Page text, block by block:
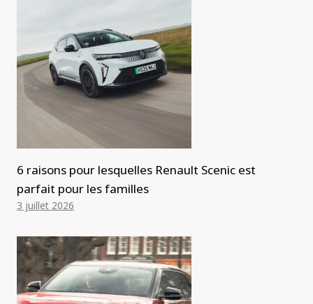
6 raisons pour lesquelles Renault Scenic est
parfait pour les familles
3 juillet 2026